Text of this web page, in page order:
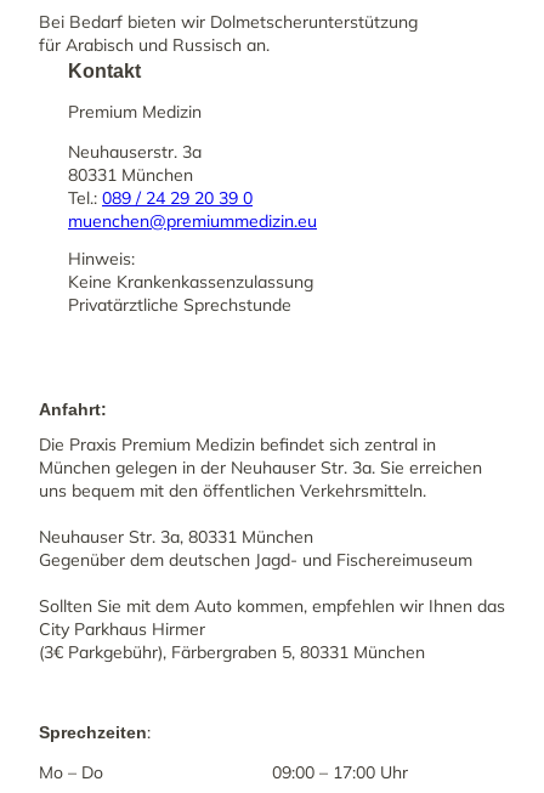
Bei Bedarf bieten wir Dolmetscherunterstützung
für Arabisch und Russisch an.
Kontakt
Premium Medizin
Neuhauserstr. 3a
80331 München
Tel.: 089 / 24 29 20 39 0
muenchen@premiummedizin.eu
Hinweis:
Keine Krankenkassenzulassung
Privatärztliche Sprechstunde
Anfahrt:
Die Praxis Premium Medizin befindet sich zentral in
München gelegen in der Neuhauser Str. 3a. Sie erreichen
uns bequem mit den öffentlichen Verkehrsmitteln.
Neuhauser Str. 3a, 80331 München
Gegenüber dem deutschen Jagd- und Fischereimuseum
Sollten Sie mit dem Auto kommen, empfehlen wir Ihnen das
City Parkhaus Hirmer
(3€ Parkgebühr), Färbergraben 5, 80331 München
Sprechzeiten:
Mo – Do
09:00 – 17:00 Uhr